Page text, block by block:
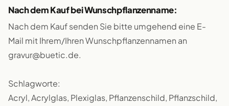
Nach dem Kauf bei Wunschpflanzenname:
Nach dem Kauf senden Sie bitte umgehend eine E-
Mail mit Ihrem/Ihren Wunschpflanzennamen an
gravur@buetic.de.
Schlagworte:
Acryl, Acrylglas, Plexiglas, Pflanzenschild, Pflanzschild,